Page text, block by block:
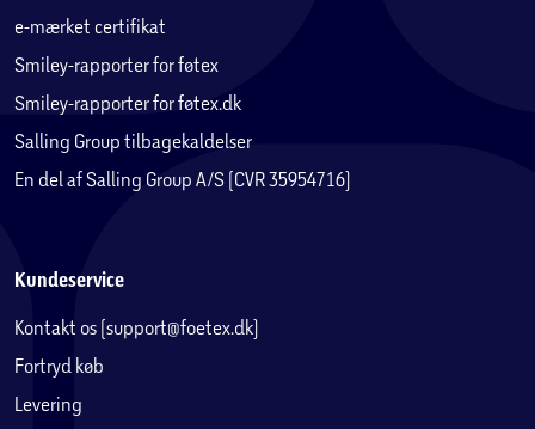
e-mærket certifikat
Smiley-rapporter for føtex
Smiley-rapporter for føtex.dk
Salling Group tilbagekaldelser
En del af Salling Group A/S (CVR 35954716)
Kundeservice
Kontakt os (support@foetex.dk)
Fortryd køb
Levering